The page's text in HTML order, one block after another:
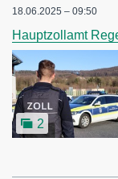
18.06.2025 – 09:50
Hauptzollamt
2